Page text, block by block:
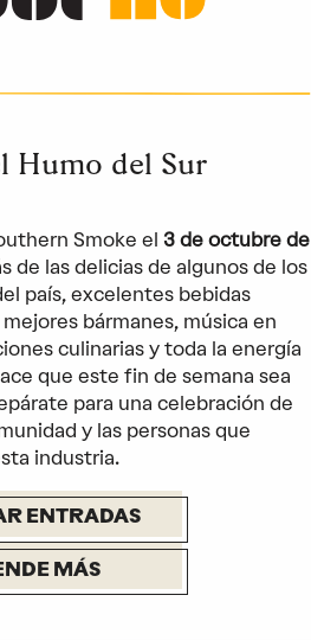
Humo del Sur
Smoke el 3 de octubre de
de las delicias de algunos de los
país, excelentes bebidas
bármanes, música en
culinarias y toda la energía
que este fin de semana sea
para una celebración de
y las personas que
industria.
ENTRADAS
MÁS